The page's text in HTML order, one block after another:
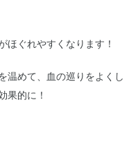
ほぐれやすくなります！
温めて、血の巡りをよくし
果的に！